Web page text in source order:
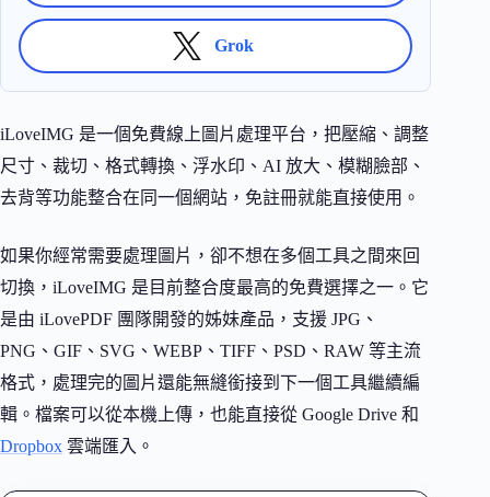
Grok
iLoveIMG 是一個免費線上圖片處理平台，把壓縮、調整
尺寸、裁切、格式轉換、浮水印、AI 放大、模糊臉部、
去背等功能整合在同一個網站，免註冊就能直接使用。
如果你經常需要處理圖片，卻不想在多個工具之間來回
切換，iLoveIMG 是目前整合度最高的免費選擇之一。它
是由 iLovePDF 團隊開發的姊妹產品，支援 JPG、
PNG、GIF、SVG、WEBP、TIFF、PSD、RAW 等主流
格式，處理完的圖片還能無縫銜接到下一個工具繼續編
輯。檔案可以從本機上傳，也能直接從 Google Drive 和
Dropbox 雲端匯入。